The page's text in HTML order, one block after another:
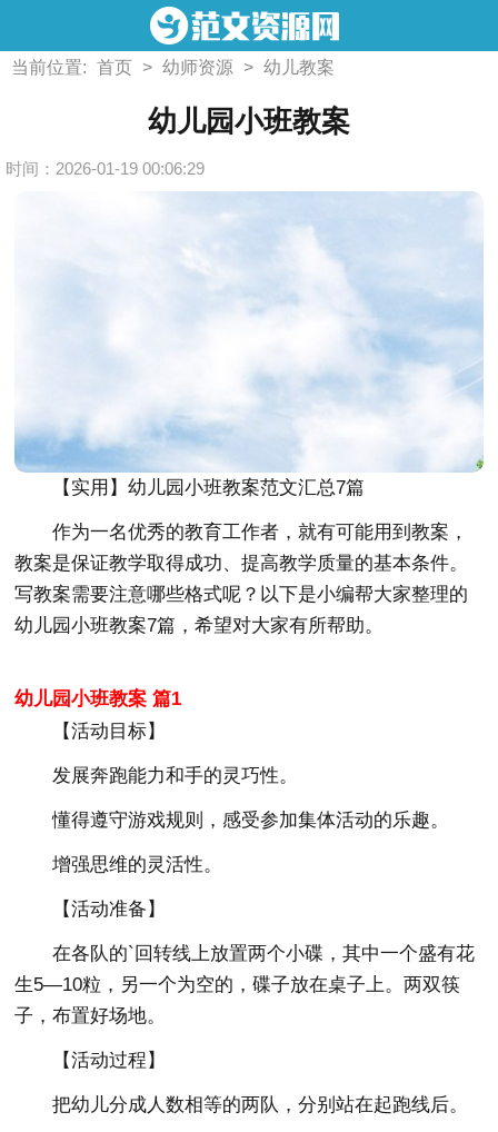
当前位置: 首页 > 幼师资源 > 幼儿教案
幼儿园小班教案
时间：2026-01-19 00:06:29
【实用】幼儿园小班教案范文汇总7篇
作为一名优秀的教育工作者，就有可能用到教案，
教案是保证教学取得成功、提高教学质量的基本条件。
写教案需要注意哪些格式呢？以下是小编帮大家整理的
幼儿园小班教案7篇，希望对大家有所帮助。
幼儿园小班教案 篇1
【活动目标】
发展奔跑能力和手的灵巧性。
懂得遵守游戏规则，感受参加集体活动的乐趣。
增强思维的灵活性。
【活动准备】
在各队的`回转线上放置两个小碟，其中一个盛有花
生5—10粒，另一个为空的，碟子放在桌子上。两双筷
子，布置好场地。
【活动过程】
把幼儿分成人数相等的两队，分别站在起跑线后。